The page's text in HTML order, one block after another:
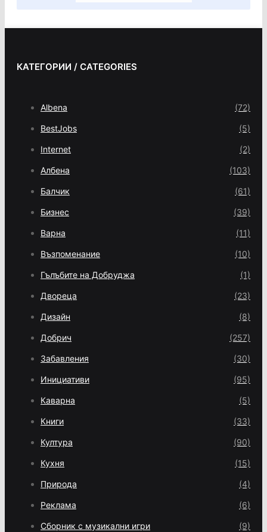
КАТЕГОРИИ / CATEGORIES
Albena (72)
BestJobs (5)
Internet (2)
Албена (103)
Балчик (61)
Бизнес (39)
Варна (11)
Възпоменание (10)
Гълъбите на Добруджа (1)
Двореца (23)
Дизайн (8)
Добрич (257)
Забавления (30)
Инициативи (95)
Каварна (5)
Книги (33)
Култура (90)
Кухня (15)
Природа (4)
Реклама (6)
Сборник с музикални игри (9)